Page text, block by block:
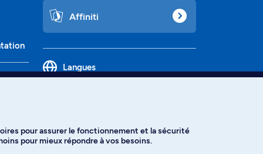
Affiniti
Langues
pour assurer le fonctionnement et la sécurité
pour mieux répondre à vos besoins.